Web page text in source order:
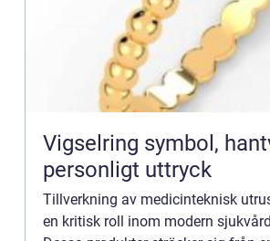
Vigselring symbol, hantverk och
personligt uttryck
Tillverkning av medicinteknisk
en kritisk roll inom modern